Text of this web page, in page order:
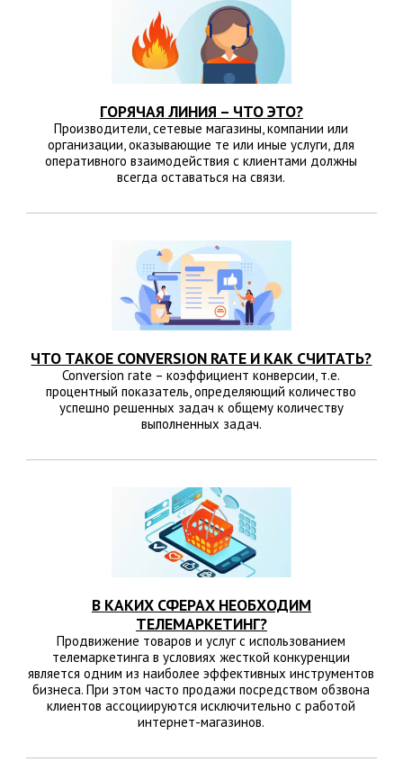
ГОРЯЧАЯ ЛИНИЯ – ЧТО ЭТО?
Производители, сетевые магазины, компании или
организации, оказывающие те или иные услуги, для
оперативного взаимодействия с клиентами должны
всегда оставаться на связи.
ЧТО ТАКОЕ CONVERSION RATE И КАК СЧИТАТЬ?
Conversion rate – коэффициент конверсии, т.е.
процентный показатель, определяющий количество
успешно решенных задач к общему количеству
выполненных задач.
В КАКИХ СФЕРАХ НЕОБХОДИМ
ТЕЛЕМАРКЕТИНГ?
Продвижение товаров и услуг с использованием
телемаркетинга в условиях жесткой конкуренции
является одним из наиболее эффективных инструментов
бизнеса. При этом часто продажи посредством обзвона
клиентов ассоциируются исключительно с работой
интернет-магазинов.